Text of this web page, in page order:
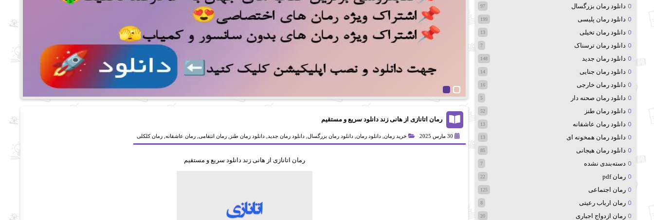
رمان اتانازی از هانی زند دانلود سریع و مستقیم
30 مارس 2025 خرید رمان دانلود رمان دانلود رمان بزرگسال دانلود رمان جدید دانلود رمان طنز رمان انتقامی رمان عاشقانه رمان کلکلی
رمان اتانازی از هانی زند دانلود سریع و مستقیم
دانلود رمان بزرگسال 97
دانلود رمان پلیسی 199
دانلود رمان تخیلی 13
دانلود رمان ترسناک 7
دانلود رمان جدید 148
دانلود رمان جنایی 14
دانلود رمان خارجی 16
دانلود رمان صحنه دار 5
دانلود رمان طنز 52
دانلود رمان عاشقانه 13
دانلود رمان همخونه ای 13
دانلود رمان هیجانی 85
دسته‌بندی نشده 7
رمان pdf 22
رمان اجتماعی 125
رمان ارباب رعیتی 8
رمان ازدواج اجباری 20